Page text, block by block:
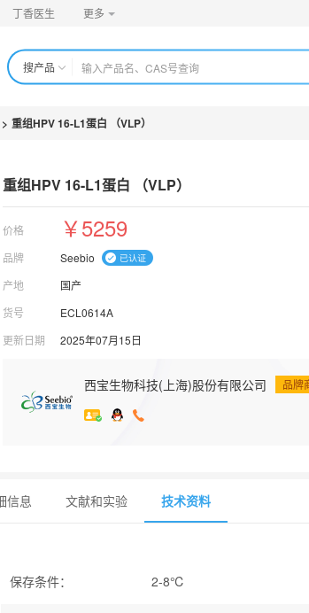
丁香医生 更多
搜产品
> 重组HPV 16-L1蛋白 （VLP）
重组HPV 16-L1蛋白 （VLP）
价格 ￥5259
品牌
Seebio
产地
国产
货号
ECL0614A
更新日期
2025年07月15日
西宝生物科技(上海)股份有限公司 品牌
信息 文献和实验 技术资料
保存条件： 2-8℃